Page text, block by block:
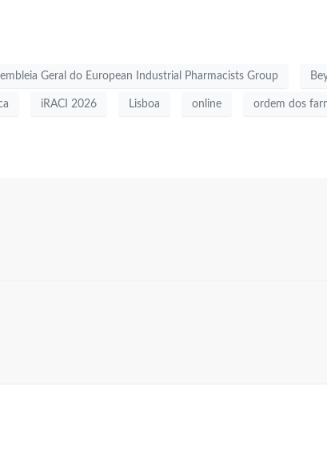
Geral do European Industrial Pharmacists Group
iRACI 2026 Lisboa online ordem dos